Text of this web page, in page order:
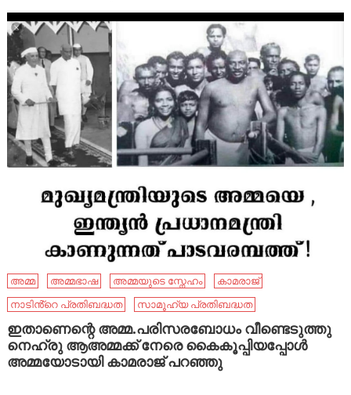
അമ്മ അമ്മഭാഷ അമ്മയുടെ സ്നേഹം
കാമരാജ്
നാടിൻ്റെ പ്രതിബദ്ധത
സാമൂഹ്യ പ്രതിബദ്ധത
ഇതാണെന്റെ അമ്മ.പരിസരബോധം വീണ്ടെടുത്തു
നെഹ്രു ആഅമ്മക്ക് നേരെ കൈകൂപ്പിയപ്പോൾ
അമ്മയോടായി കാമരാജ് പറഞ്ഞു